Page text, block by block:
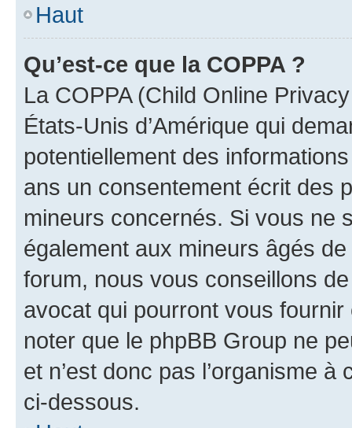
Haut
Qu’est-ce que la COPPA ?
La COPPA (Child Online
États-Unis d’Amérique qui
potentiellement des
ans un consentement écrit des
mineurs concernés. Si vous ne
également aux mineurs âgés
forum, nous vous conseillons
avocat qui pourront vous
noter que le phpBB Group ne
et n’est donc pas l’organisme
ci-dessous.